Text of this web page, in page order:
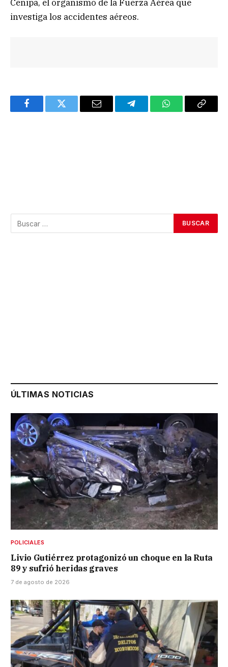
Cenipa, el organismo de la Fuerza Aérea que
investiga los accidentes aéreos.
FacebookTwitter Email TelegramWhatsAppCopy
ÚLTIMAS NOTICIAS
POLICIALES
Livio Gutiérrez protagonizó un choque en la Ruta
89 y sufrió heridas graves
7 de agosto de 2026